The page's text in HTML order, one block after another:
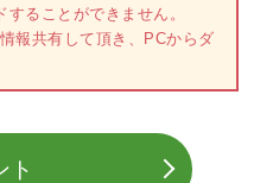
ることができません。
報共有して頂き、PCからダ
ト